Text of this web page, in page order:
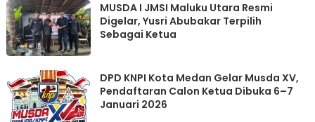
MUSDA I JMSI Maluku Utara Resmi
Digelar, Yusri Abubakar Terpilih
Sebagai Ketua
DPD KNPI Kota Medan Gelar Musda XV,
Pendaftaran Calon Ketua Dibuka 6–7
Januari 2026